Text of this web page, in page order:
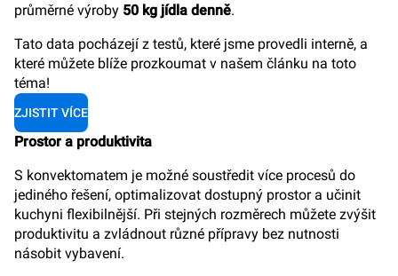
průměrné výroby 50 kg jídla denně.
Tato data pocházejí z testů, které jsme provedli interně, a
které můžete blíže prozkoumat v našem článku na toto
téma!
ZJISTIT VÍCE
Prostor a produktivita
S konvektomatem je možné soustředit více procesů do
jediného řešení, optimalizovat dostupný prostor a učinit
kuchyni flexibilnější. Při stejných rozměrech můžete zvýšit
produktivitu a zvládnout různé přípravy bez nutnosti
násobit vybavení.